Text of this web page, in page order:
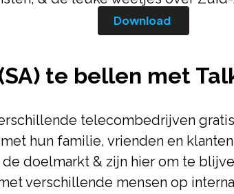
Download
te bellen met
telecombedrijven
hun familie, vrienden en
doelmarkt & zijn hier om te
verschillende mensen op